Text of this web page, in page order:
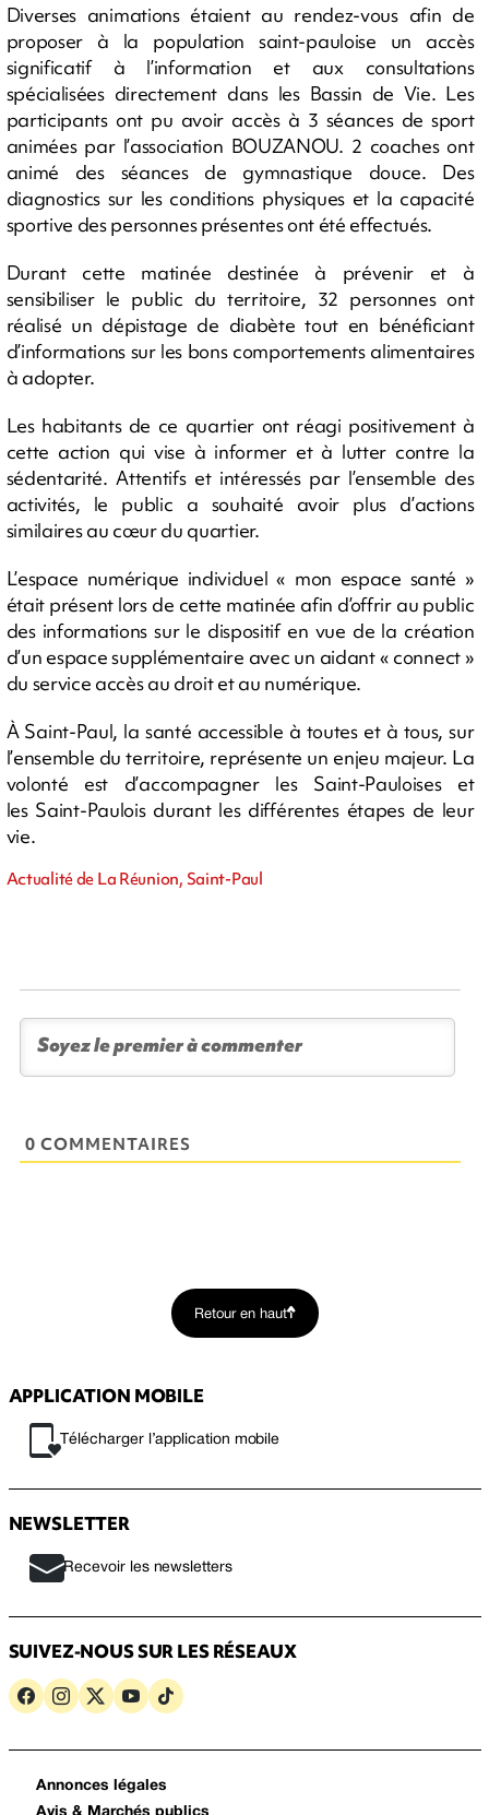
Diverses animations étaient au rendez-vous afin de
proposer à la population saint-pauloise un accès
significatif à l’information et aux consultations
spécialisées directement dans les Bassin de Vie. Les
participants ont pu avoir accès à 3 séances de sport
animées par l’association BOUZANOU. 2 coaches ont
animé des séances de gymnastique douce. Des
diagnostics sur les conditions physiques et la capacité
sportive des personnes présentes ont été effectués.
Durant cette matinée destinée à prévenir et à
sensibiliser le public du territoire, 32 personnes ont
réalisé un dépistage de diabète tout en bénéficiant
d’informations sur les bons comportements alimentaires
à adopter.
Les habitants de ce quartier ont réagi positivement à
cette action qui vise à informer et à lutter contre la
sédentarité. Attentifs et intéressés par l’ensemble des
activités, le public a souhaité avoir plus d’actions
similaires au cœur du quartier.
L’espace numérique individuel « mon espace santé »
était présent lors de cette matinée afin d’offrir au public
des informations sur le dispositif en vue de la création
d’un espace supplémentaire avec un aidant « connect »
du service accès au droit et au numérique.
À Saint-Paul, la santé accessible à toutes et à tous, sur
l’ensemble du territoire, représente un enjeu majeur. La
volonté est d’accompagner les Saint-Pauloises et
les Saint-Paulois durant les différentes étapes de leur
vie.
Actualité de La Réunion, Saint-Paul
0 COMMENTAIRES
Retour en haut
APPLICATION MOBILE
Télécharger l’application mobile
NEWSLETTER
Recevoir les newsletters
SUIVEZ-NOUS SUR LES RÉSEAUX
Annonces légales
Avis & Marchés publics